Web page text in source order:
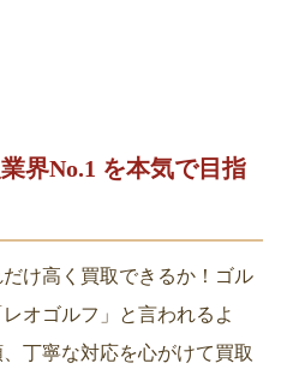
界No.1 を本気で目指
け高く買取できるか！ゴル
オゴルフ」と言われるよ
丁寧な対応を心がけて買取